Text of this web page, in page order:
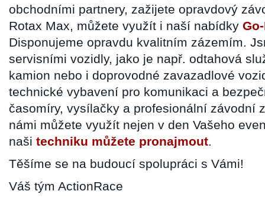
obchodními partnery, zažijete opravdový
Rotax Max, můžete využít i naší nabídky
Disponujeme opravdu kvalitním zázemím.
servisními vozidly, jako je např. odtahová
kamion nebo i doprovodné zavazadlové
technické vybavení pro komunikaci a
časomíry, vysílačky a profesionální závodní
námi můžete využít nejen v den Vašeho
naši techniku můžete pronajmout.
Těšíme se na budoucí spolupráci s Vámi!
Váš tým ActionRace